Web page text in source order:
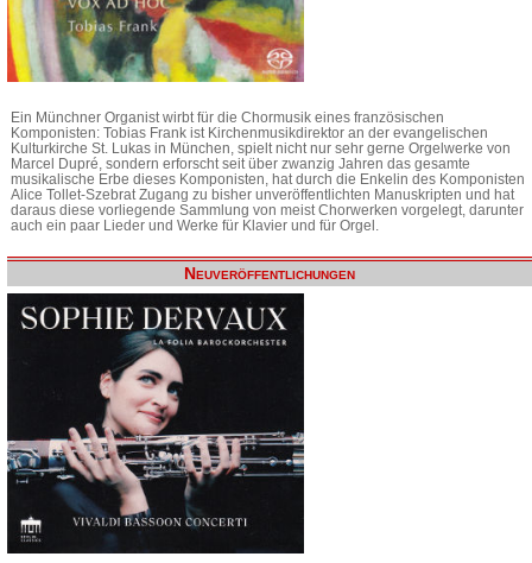
Ein Münchner Organist wirbt für die Chormusik eines französischen
Komponisten: Tobias Frank ist Kirchenmusikdirektor an der evangelischen
Kulturkirche St. Lukas in München, spielt nicht nur sehr gerne Orgelwerke von
Marcel Dupré, sondern erforscht seit über zwanzig Jahren das gesamte
musikalische Erbe dieses Komponisten, hat durch die Enkelin des Komponisten
Alice Tollet-Szebrat Zugang zu bisher unveröffentlichten Manuskripten und hat
daraus diese vorliegende Sammlung von meist Chorwerken vorgelegt, darunter
auch ein paar Lieder und Werke für Klavier und für Orgel.
Neuveröffentlichungen